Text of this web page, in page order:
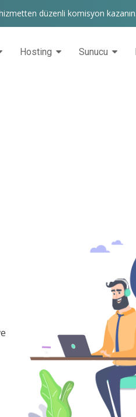
düzenli komisyon kazanın.
Hosting Sunucu